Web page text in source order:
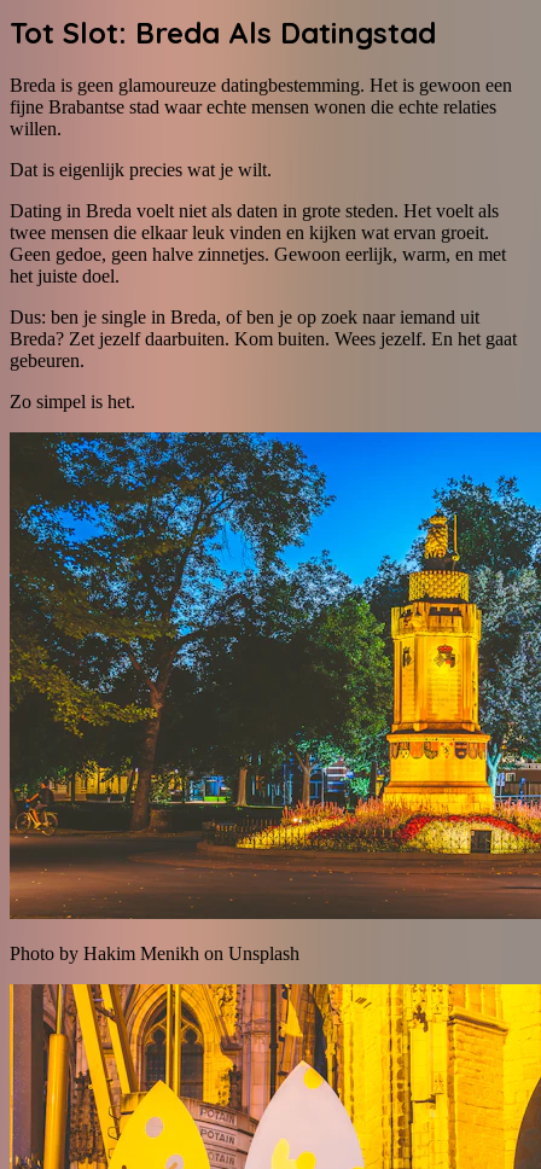
Tot Slot: Breda Als Datingstad
Breda is geen glamoureuze datingbestemming. Het is gewoon een
fijne Brabantse stad waar echte mensen wonen die echte relaties
willen.
Dat is eigenlijk precies wat je wilt.
Dating in Breda voelt niet als daten in grote steden. Het voelt als
twee mensen die elkaar leuk vinden en kijken wat ervan groeit.
Geen gedoe, geen halve zinnetjes. Gewoon eerlijk, warm, en met
het juiste doel.
Dus: ben je single in Breda, of ben je op zoek naar iemand uit
Breda? Zet jezelf daarbuiten. Kom buiten. Wees jezelf. En het gaat
gebeuren.
Zo simpel is het.
Photo by Hakim Menikh on Unsplash